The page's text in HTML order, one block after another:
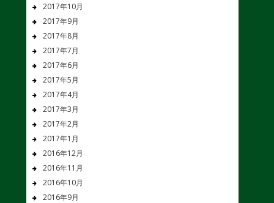
2017年10月
2017年9月
2017年8月
2017年7月
2017年6月
2017年5月
2017年4月
2017年3月
2017年2月
2017年1月
2016年12月
2016年11月
2016年10月
2016年9月